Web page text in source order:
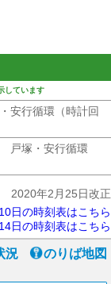
しています
安行循環（時計回
戸塚・安行循環
2020年2月25日改正
日の時刻表はこちら
日の時刻表はこちら
況 のりば地図